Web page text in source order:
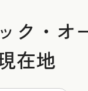
ク・
在地